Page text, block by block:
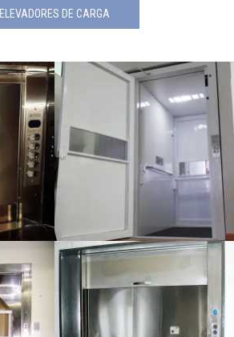
ELEVADORES DE CARGA